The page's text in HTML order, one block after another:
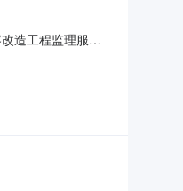
造工程监理服务
称：深圳市